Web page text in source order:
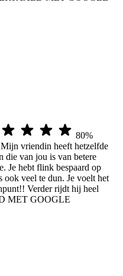
80%
vriendin heeft hetzelfde
die van jou is van betere
Je hebt flink bespaard op
ook veel te dun. Je voelt het
Verder rijdt hij heel
MET GOOGLE